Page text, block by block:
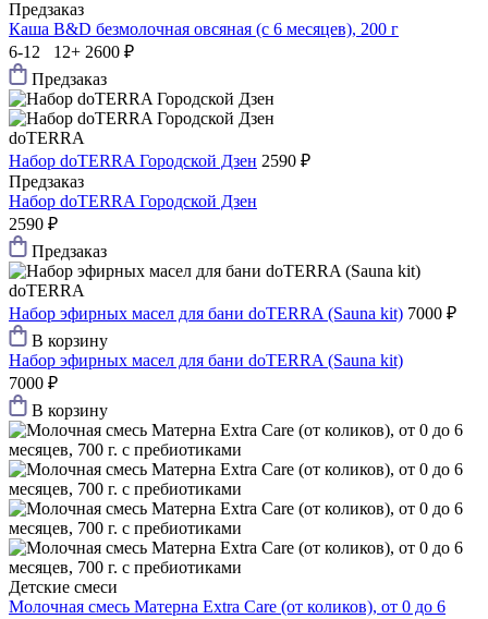
Предзаказ
Каша B&D безмолочная овсяная (с 6 месяцев), 200 г
6-12 12+ 2600 ₽
Предзаказ
doTERRA
Набор doTERRA Городской Дзен 2590 ₽
Предзаказ
Набор doTERRA Городской Дзен
2590 ₽
Предзаказ
doTERRA
Набор эфирных масел для бани doTERRA (Sauna kit) 7000 ₽
В корзину
Набор эфирных масел для бани doTERRA (Sauna kit)
7000 ₽
В корзину
Детские смеси
Молочная смесь Матерна Extra Care (от коликов), от 0 до 6